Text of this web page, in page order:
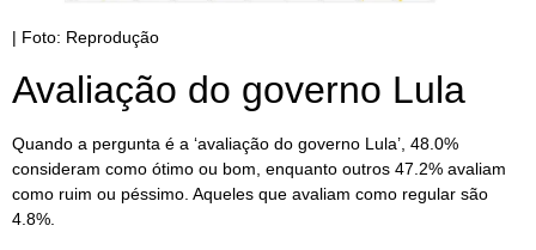
| Foto: Reprodução
Avaliação do governo Lula
Quando a pergunta é a ‘avaliação do governo Lula’, 48.0%
consideram como ótimo ou bom, enquanto outros 47.2% avaliam
como ruim ou péssimo. Aqueles que avaliam como regular são
4.8%.